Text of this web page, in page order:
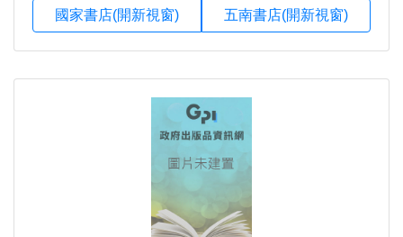
國家書店(開新視窗) 五南書店(開新視窗)